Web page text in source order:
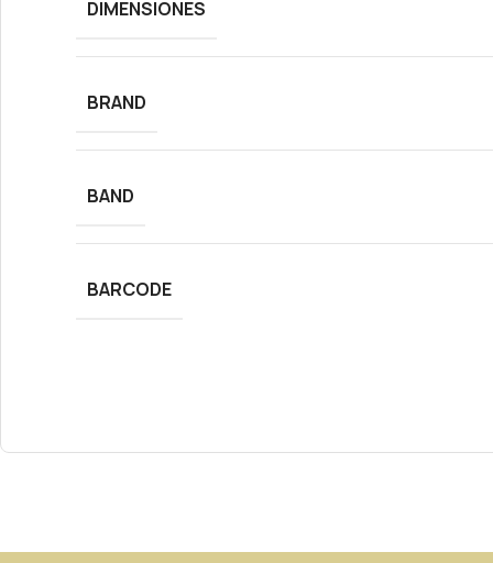
DIMENSIONES
BRAND
BAND
BARCODE